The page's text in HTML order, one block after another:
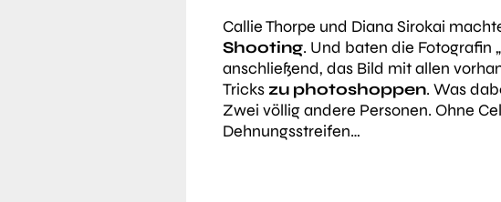
Callie Thorpe und Diana Sirokai
Shooting. Und baten die Fotografin
anschließend, das Bild mit allen
Tricks zu photoshoppen. Was
Zwei völlig andere Personen. Ohne
Dehnungsstreifen…